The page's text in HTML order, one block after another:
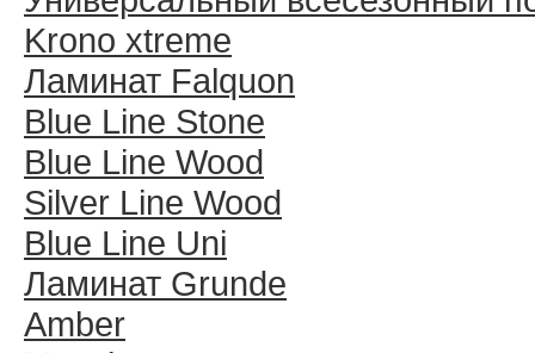
Krono xtreme
Ламинат Falquon
Blue Line Stone
Blue Line Wood
Silver Line Wood
Blue Line Uni
Ламинат Grunde
Amber